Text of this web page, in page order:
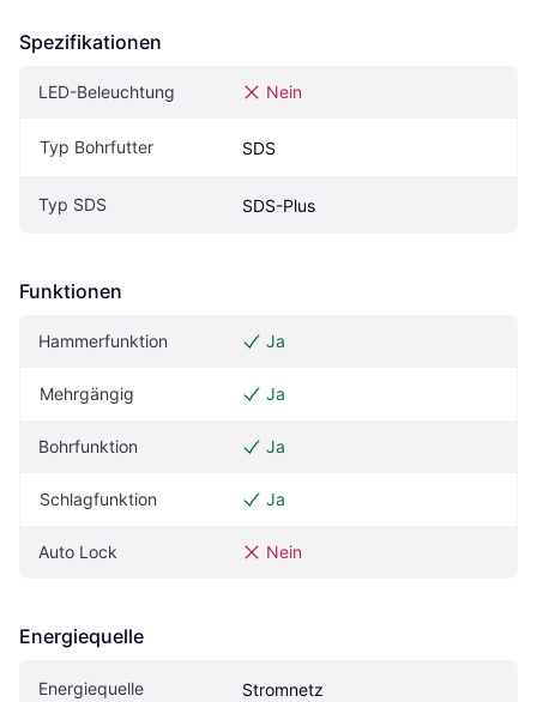
Spezifikationen
LED-Beleuchtung Nein
Typ Bohrfutter SDS
Typ SDS SDS-Plus
Funktionen
Hammerfunktion Ja
Mehrgängig Ja
Bohrfunktion Ja
Schlagfunktion Ja
Auto Lock Nein
Energiequelle
Energiequelle Stromnetz